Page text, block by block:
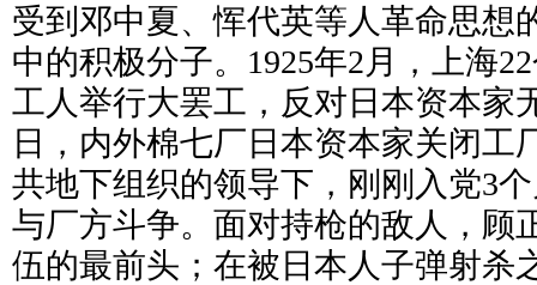
受到邓中夏、恽代英等人革命思想
中的积极分子。1925年2月，上海
工人举行大罢工，反对日本资本家
日，内外棉七厂日本资本家关闭工
共地下组织的领导下，刚刚入党3
与厂方斗争。面对持枪的敌人，顾
伍的最前头；在被日本人子弹射杀